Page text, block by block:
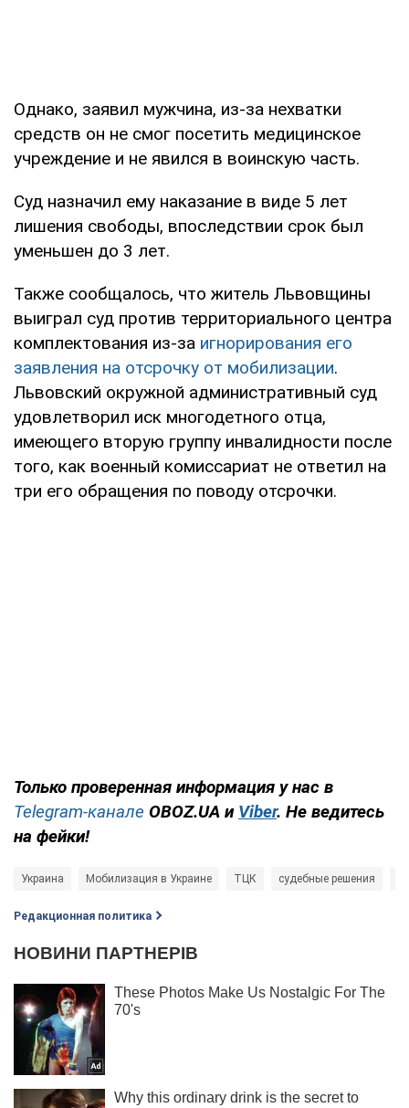
Однако, заявил мужчина, из-за нехватки
средств он не смог посетить медицинское
учреждение и не явился в воинскую часть.
Суд назначил ему наказание в виде 5 лет
лишения свободы, впоследствии срок был
уменьшен до 3 лет.
Также сообщалось, что житель Львовщины
выиграл суд против территориального центра
комплектования из-за игнорирования его
заявления на отсрочку от мобилизации.
Львовский окружной административный суд
удовлетворил иск многодетного отца,
имеющего вторую группу инвалидности после
того, как военный комиссариат не ответил на
три его обращения по поводу отсрочки.
Только проверенная информация у нас в
Telegram-канале OBOZ.UA и Viber. Не ведитесь
на фейки!
Украина Мобилизация в Украине ТЦК судебные решения
Редакционная политика